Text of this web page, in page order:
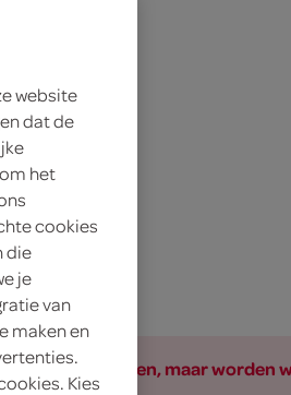
bij de producten, maar worden
website
dat de
het
cookies
die
je
van
maken en
Kies